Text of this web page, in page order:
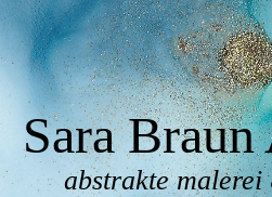
Sara
abstrakte malerei